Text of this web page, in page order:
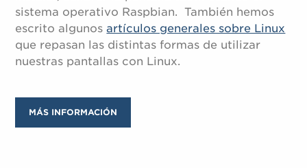
sistema operativo Raspbian. También hemos
escrito algunosartículos generales sobre Linux
que repasan las distintas formas de utilizar
nuestras pantallas con Linux.
MÁS INFORMACIÓN